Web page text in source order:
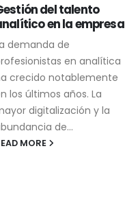
del talento
en la empresa
demanda de
en analítica
crecido notablemente
los últimos años. La
digitalización y la
de...
MORE